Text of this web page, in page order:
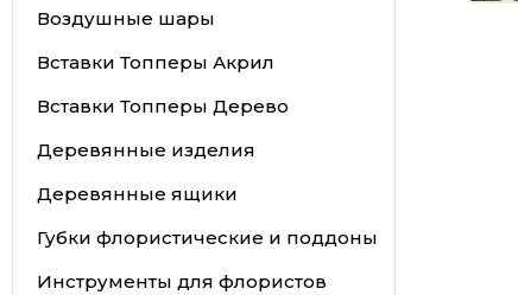
Воздушные шары
Вставки Топперы Акрил
Вставки Топперы Дерево
Деревянные изделия
Деревянные ящики
Губки флористические и поддоны
Инструменты для флористов